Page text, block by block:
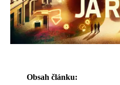
Obsah článku: